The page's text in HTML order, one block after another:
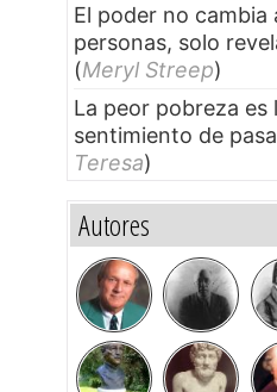
El poder no cambia
personas, solo
(Meryl Streep)
La peor pobreza es
sentimiento de
Teresa)
Autores